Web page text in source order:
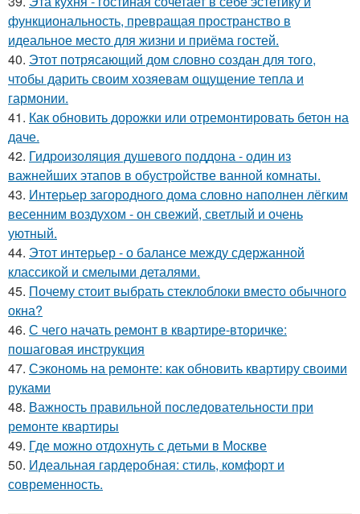
функциональность, превращая пространство в
идеальное место для жизни и приёма гостей.
40. Этот потрясающий дом словно создан для того,
чтобы дарить своим хозяевам ощущение тепла и
гармонии.
41. Как обновить дорожки или отремонтировать бетон на
даче.
42. Гидроизоляция душевого поддона - один из
важнейших этапов в обустройстве ванной комнаты.
43. Интерьер загородного дома словно наполнен лёгким
весенним воздухом - он свежий, светлый и очень
уютный.
44. Этот интерьер - о балансе между сдержанной
классикой и смелыми деталями.
45. Почему стоит выбрать стеклоблоки вместо обычного
окна?
46. С чего начать ремонт в квартире-вторичке:
пошаговая инструкция
47. Сэкономь на ремонте: как обновить квартиру своими
руками
48. Важность правильной последовательности при
ремонте квартиры
49. Где можно отдохнуть с детьми в Москве
50. Идеальная гардеробная: стиль, комфорт и
современность.